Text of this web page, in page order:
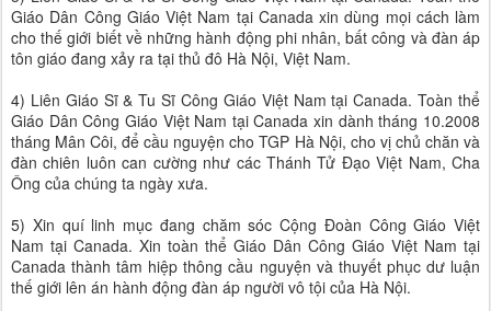
Giáo Dân Công Giáo Việt Nam tại Canada xin dùng mọi cách làm
cho thế giới biết về những hành động phi nhân, bất công và đàn áp
tôn giáo đang xảy ra tại thủ đô Hà Nội, Việt Nam.
4) Liên Giáo Sĩ & Tu Sĩ Công Giáo Việt Nam tại Canada. Toàn thể
Giáo Dân Công Giáo Việt Nam tại Canada xin dành tháng 10.2008
tháng Mân Côi, để cầu nguyện cho TGP Hà Nội, cho vị chủ chăn và
đàn chiên luôn can cường như các Thánh Tử Đạo Việt Nam, Cha
Ông của chúng ta ngày xưa.
5) Xin quí linh mục đang chăm sóc Cộng Đoàn Công Giáo Việt
Nam tại Canada. Xin toàn thể Giáo Dân Công Giáo Việt Nam tại
Canada thành tâm hiệp thông cầu nguyện và thuyết phục dư luận
thế giới lên án hành động đàn áp người vô tội của Hà Nội.